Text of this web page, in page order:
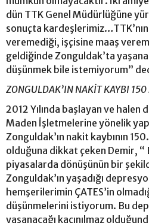
dün TTK Genel Müdürlüğüne
sonuçta
veremediği, işçisine maaş
geldiğinde Zonguldak’ta
düşünmek bile istemiyorum”
ZONGULDAK’IN NAKİT KAYBI
2012 Yılında başlayan ve halen
Maden İşletmelerine yönelik
Zonguldak’ın nakit kaybının
olduğuna dikkat çeken Demir, “
piyasalarda dönüşünün bir
Zonguldak’ın yaşadığı
hemşerilerimin ÇATES’in
düşünmelerini istiyorum. Bu
yaşanacağı kaçınılmaz